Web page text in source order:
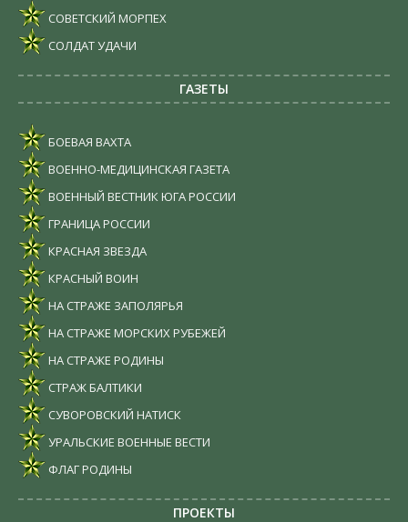
СОВЕТСКИЙ МОРПЕХ
СОЛДАТ УДАЧИ
ГАЗЕТЫ
БОЕВАЯ ВАХТА
ВОЕННО-МЕДИЦИНСКАЯ ГАЗЕТА
ВОЕННЫЙ ВЕСТНИК ЮГА РОССИИ
ГРАНИЦА РОССИИ
КРАСНАЯ ЗВЕЗДА
КРАСНЫЙ ВОИН
НА СТРАЖЕ ЗАПОЛЯРЬЯ
НА СТРАЖЕ МОРСКИХ РУБЕЖЕЙ
НА СТРАЖЕ РОДИНЫ
СТРАЖ БАЛТИКИ
СУВОРОВСКИЙ НАТИСК
УРАЛЬСКИЕ ВОЕННЫЕ ВЕСТИ
ФЛАГ РОДИНЫ
ПРОЕКТЫ